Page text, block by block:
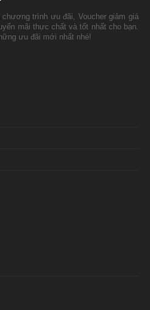
trình ưu đãi, Voucher giảm giá
mãi thực chất và tốt nhất cho bạn.
ưu đãi mới nhất nhé!